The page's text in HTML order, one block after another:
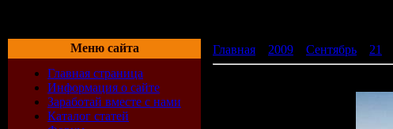
Меню сайта
Главная страница
Информация о сайте
Заработай вместе с нами
Каталог статей
Главная 2009 Сентябрь 21